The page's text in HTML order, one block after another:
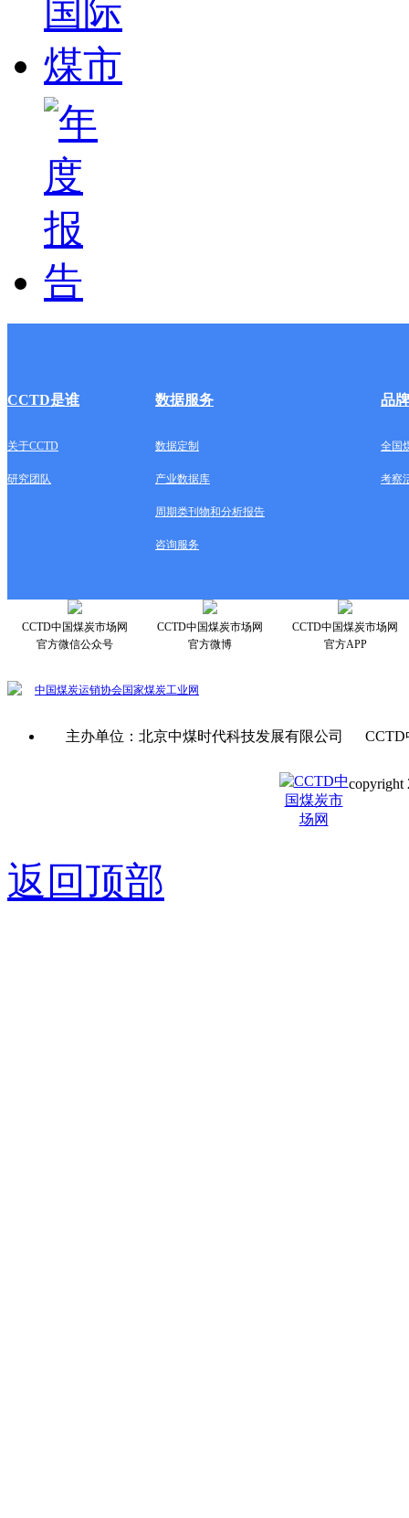
CCTD是谁 数据服务 品
关于CCTD 数据定制 全国
研究团队 产业数据库 考察
周期类刊物和分析报告
咨询服务
CCTD中国煤炭市场网
官方微信公众号
CCTD中国煤炭市场网
官方微博
CCTD中国煤炭市场网
官方APP
中国煤炭运销协会国家煤炭工业网
主办单位：北京中煤时代科技发展有限公司
copyright
返回顶部